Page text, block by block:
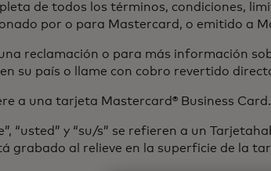
de todos los términos, condiciones,
por o para Mastercard, o emitido a
reclamación o para más información
su país o llame con cobro revertido
a una tarjeta Mastercard® Business Card.
“usted” y “su/s” se refieren a un
grabado al relieve en la superficie de la